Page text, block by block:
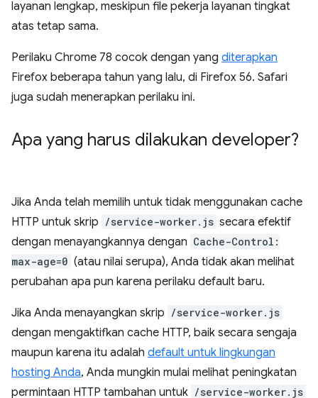
layanan lengkap, meskipun file pekerja layanan tingkat
atas tetap sama.
Perilaku Chrome 78 cocok dengan yang diterapkan
Firefox beberapa tahun yang lalu, di Firefox 56. Safari
juga sudah menerapkan perilaku ini.
Apa yang harus dilakukan developer?
Jika Anda telah memilih untuk tidak menggunakan cache
HTTP untuk skrip /service-worker.js secara efektif
dengan menayangkannya dengan Cache-Control:
max-age=0 (atau nilai serupa), Anda tidak akan melihat
perubahan apa pun karena perilaku default baru.
Jika Anda menayangkan skrip /service-worker.js
dengan mengaktifkan cache HTTP, baik secara sengaja
maupun karena itu adalah default untuk lingkungan
hosting Anda, Anda mungkin mulai melihat peningkatan
permintaan HTTP tambahan untuk /service-worker.js